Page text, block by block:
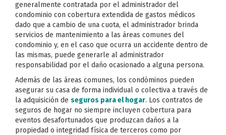
generalmente contratada por el administrador del
condominio con cobertura extendida de gastos médicos
dado que a cambio de una cuota, el administrador brinda
servicios de mantenimiento a las áreas comunes del
condominio y, en el caso que ocurra un accidente dentro de
las mismas, puede generarle al administrador
responsabilidad por el daño ocasionado a alguna persona.
Además de las áreas comunes, los condóminos pueden
asegurar su casa de forma individual o colectiva a través de
la adquisición de seguros para el hogar. Los contratos de
seguros de hogar no siempre incluyen cobertura para
eventos desafortunados que produzcan daños a la
propiedad o integridad física de terceros como por